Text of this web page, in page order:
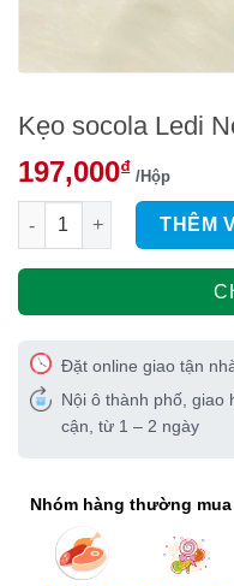
Kẹo socola Ledi
197,000₫ /Hộp
Kẹo socola Ledi Noch
THÊM
Đặt online giao tận
Nội ô thành phố, giao
cận, từ 1 – 2 ngày
Nhóm hàng thường mua